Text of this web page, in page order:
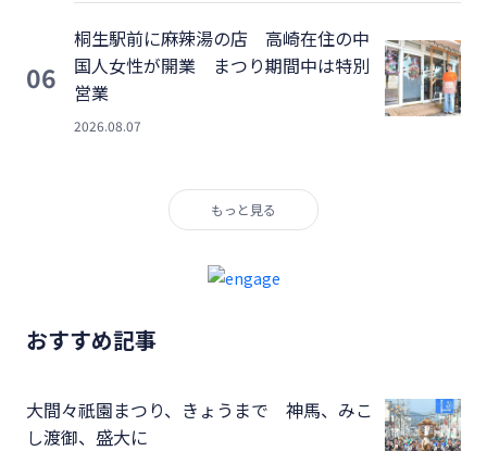
06
桐生駅前に麻辣湯の店 高崎在住の中
国人女性が開業 まつり期間中は特別
営業
2026.08.07
もっと見る
おすすめ記事
大間々祇園まつり、きょうまで 神馬、みこ
し渡御、盛大に